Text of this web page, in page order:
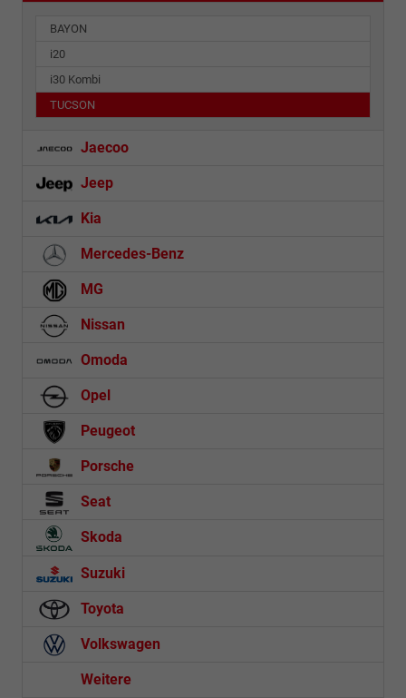
BAYON
i20
i30 Kombi
TUCSON
Jaecoo
Jeep
Kia
Mercedes-Benz
MG
Nissan
Omoda
Opel
Peugeot
Porsche
Seat
Skoda
Suzuki
Toyota
Volkswagen
Weitere